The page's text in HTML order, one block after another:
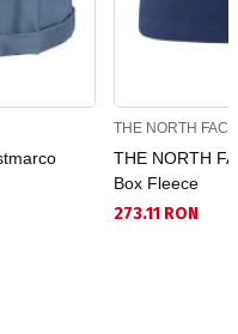
THE NORTH FACE
THE NORTH
Box Fleece
273.11 RON